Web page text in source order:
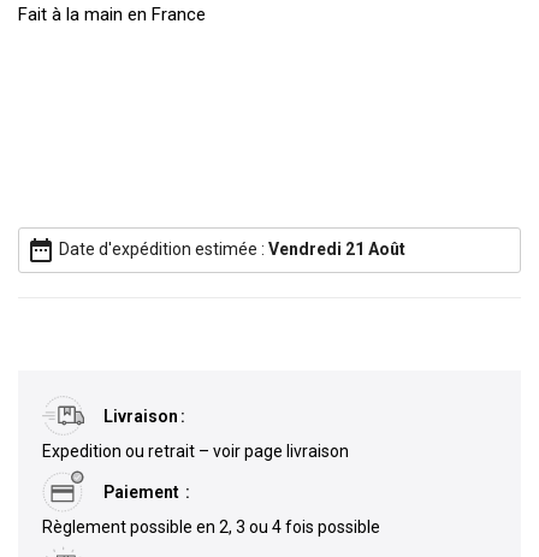
Fait à la main en France
date_range Date d'expédition estimée : Vendredi 21 Août
Livraison
Expedition ou retrait – voir page livraison
Paiement
Règlement possible en 2, 3 ou 4 fois possible